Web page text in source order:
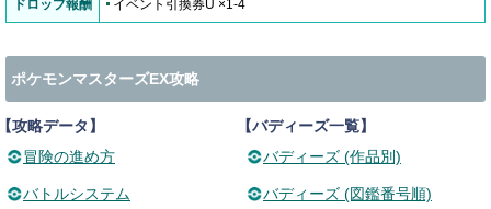
ドロップ報酬 イベント引換券U ×1-4
ポケモンマスターズEX攻略
攻略データ】
冒険の進め方
バトルシステム
【バディーズ一覧】
バディーズ (作品別)
バディーズ (図鑑番号順)